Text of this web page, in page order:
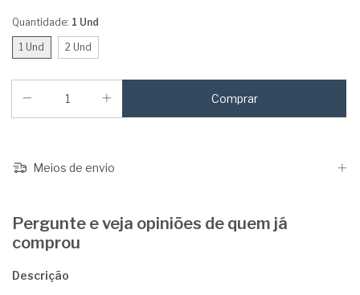
Quantidade: 1 Und
1 Und 2 Und
Meios de envio
Pergunte e veja opiniões de quem já
comprou
Descrição